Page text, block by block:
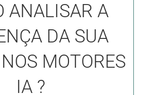
ANALISAR A
DA SUA
MOTORES
IA ?